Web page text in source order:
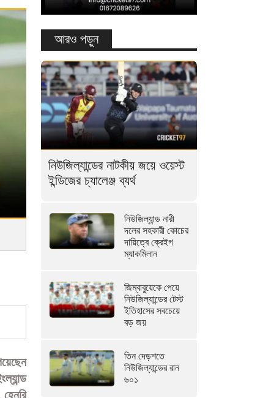
আরও পড়ুন
নিউজিল্যান্ডের নাটকীয় জয়ে ওয়েস্ট
ইন্ডিজের চ্যালেঞ্জ ব্যর্থ
নিউজিল্যান্ড নারী
দলের সহকারী কোচের
দায়িত্বে ক্রেইগ
ম্যাকমিলান
জিম্বাবুয়েকে পেয়ে
নিউজিল্যান্ডের টেস্ট
ইতিহাসের সবচেয়ে
বড় জয়
তিন দেড়শতে
নিউজিল্যান্ডের রান
৬০১